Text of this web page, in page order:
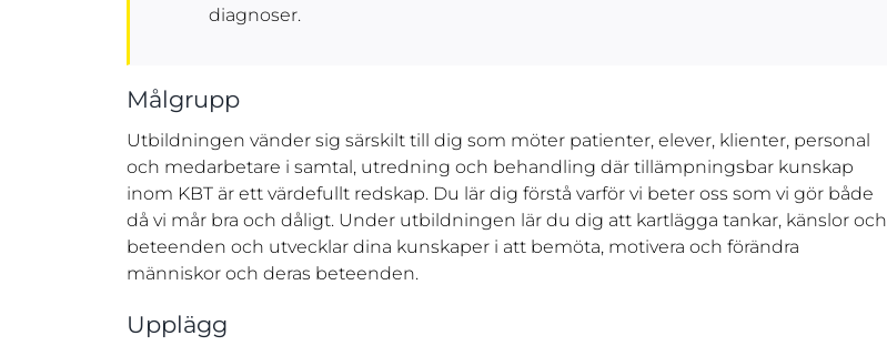
diagnoser.
Målgrupp
Utbildningen vänder sig särskilt till dig som möter patienter, elever, klienter, personal
och medarbetare i samtal, utredning och behandling där tillämpningsbar kunskap
inom KBT är ett värdefullt redskap. Du lär dig förstå varför vi beter oss som vi gör både
då vi mår bra och dåligt. Under utbildningen lär du dig att kartlägga tankar, känslor och
beteenden och utvecklar dina kunskaper i att bemöta, motivera och förändra
människor och deras beteenden.
Upplägg